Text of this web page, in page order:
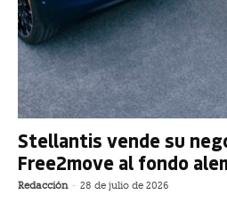
Stellantis vende su
Free2move al fondo
Redacción - 28 de julio de 2026